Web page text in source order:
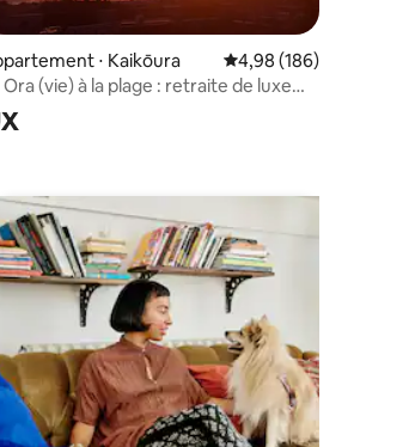
5
sur la base de 115 commentaires : 4,94 sur 5
⋅ Kaikōura Évaluation moyenne
4,98 (186)
Ora (vie) à la plage : retraite de luxe
la plage